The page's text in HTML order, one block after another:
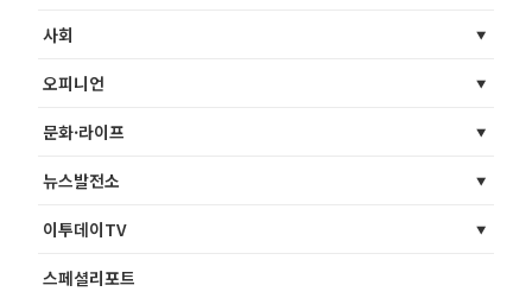
사회
오피니언
문화·라이프
뉴스발전소
이투데이TV
스페셜리포트